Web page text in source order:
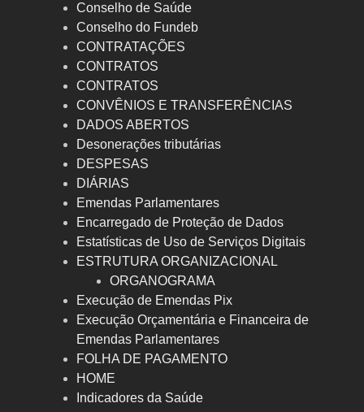
Conselho de Saúde
Conselho do Fundeb
CONTRATAÇÕES
CONTRATOS
CONTRATOS
CONVÊNIOS E TRANSFERÊNCIAS
DADOS ABERTOS
Desonerações tributárias
DESPESAS
DIÁRIAS
Emendas Parlamentares
Encarregado de Proteção de Dados
Estatísticas de Uso de Serviços Digitais
ESTRUTURA ORGANIZACIONAL
ORGANOGRAMA
Execução de Emendas Pix
Execução Orçamentária e Financeira de
Emendas Parlamentares
FOLHA DE PAGAMENTO
HOME
Indicadores da Saúde